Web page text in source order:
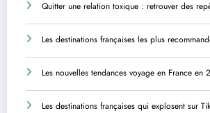
Quitter une relation toxique : retrouver des
Les destinations françaises les plus
Les nouvelles tendances voyage en France en
Les destinations françaises qui explosent sur